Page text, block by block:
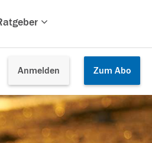
Anmelden Zum Abo